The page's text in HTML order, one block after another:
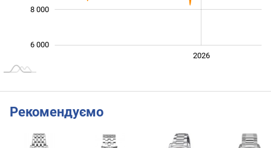
6 000
8 000
2026
Рекомендуємо